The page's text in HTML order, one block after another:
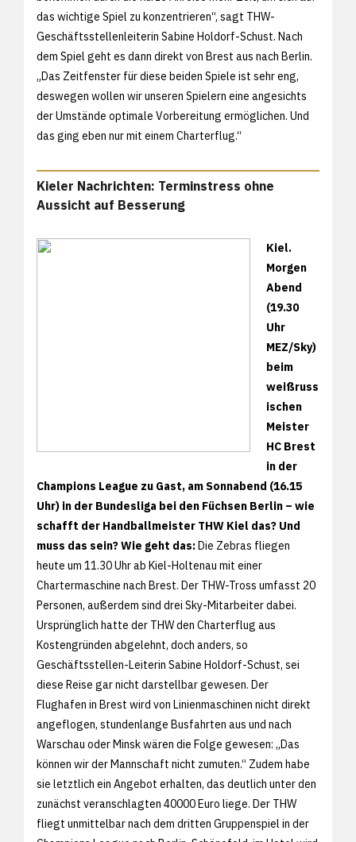
das wichtige Spiel zu konzentrieren“, sagt THW-
Geschäftsstellenleiterin Sabine Holdorf-Schust. Nach
dem Spiel geht es dann direkt von Brest aus nach Berlin.
„Das Zeitfenster für diese beiden Spiele ist sehr eng,
deswegen wollen wir unseren Spielern eine angesichts
der Umstände optimale Vorbereitung ermöglichen. Und
das ging eben nur mit einem Charterflug.“
Kieler Nachrichten: Terminstress ohne
Aussicht auf Besserung
Kiel.
Morgen
Abend
(19.30
Uhr
MEZ/Sky)
beim
weißruss
ischen
Meister
HC Brest
in der
Champions League zu Gast, am Sonnabend (16.15
Uhr) in der Bundesliga bei den Füchsen Berlin – wie
schafft der Handballmeister THW Kiel das? Und
muss das sein?Wie geht das:Die Zebras fliegen
heute um 11.30 Uhr ab Kiel-Holtenau mit einer
Chartermaschine nach Brest. Der THW-Tross umfasst 20
Personen, außerdem sind drei Sky-Mitarbeiter dabei.
Ursprünglich hatte der THW den Charterflug aus
Kostengründen abgelehnt, doch anders, so
Geschäftsstellen-Leiterin Sabine Holdorf-Schust, sei
diese Reise gar nicht darstellbar gewesen. Der
Flughafen in Brest wird von Linienmaschinen nicht direkt
angeflogen, stundenlange Busfahrten aus und nach
Warschau oder Minsk wären die Folge gewesen: „Das
können wir der Mannschaft nicht zumuten.“ Zudem habe
sie letztlich ein Angebot erhalten, das deutlich unter den
zunächst veranschlagten 40000 Euro liege. Der THW
fliegt unmittelbar nach dem dritten Gruppenspiel in der